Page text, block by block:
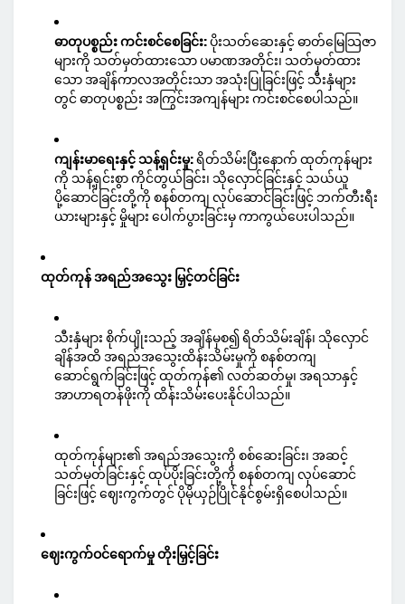
ဓာတုပစ္စည်း ကင်းစင်စေခြင်း:ပိုးသတ်ဆေးနှင့် ဓာတ်မြေသြဇာ
များကို သတ်မှတ်ထားသော ပမာဏအတိုင်း၊ သတ်မှတ်ထား
သော အချိန်ကာလအတိုင်းသာ အသုံးပြုခြင်းဖြင့် သီးနှံများ
တွင် ဓာတုပစ္စည်း အကြွင်းအကျန်များ ကင်းစင်စေပါသည်။
ကျန်းမာရေးနှင့် သန့်ရှင်းမှု:ရိတ်သိမ်းပြီးနောက် ထုတ်ကုန်များ
ကို သန့်ရှင်းစွာ ကိုင်တွယ်ခြင်း၊ သိုလှောင်ခြင်းနှင့် သယ်ယူ
ပို့ဆောင်ခြင်းတို့ကို စနစ်တကျ လုပ်ဆောင်ခြင်းဖြင့် ဘက်တီးရီး
ယားများနှင့် မှိုများ ပေါက်ပွားခြင်းမှ ကာကွယ်ပေးပါသည်။
ထုတ်ကုန် အရည်အသွေး မြှင့်တင်ခြင်း
သီးနှံများ စိုက်ပျိုးသည့် အချိန်မှစ၍ ရိတ်သိမ်းချိန်၊ သိုလှောင်
ချိန်အထိ အရည်အသွေးထိန်းသိမ်းမှုကို စနစ်တကျ
ဆောင်ရွက်ခြင်းဖြင့် ထုတ်ကုန်၏ လတ်ဆတ်မှု၊ အရသာနှင့်
အာဟာရတန်ဖိုးကို ထိန်းသိမ်းပေးနိုင်ပါသည်။
ထုတ်ကုန်များ၏ အရည်အသွေးကို စစ်ဆေးခြင်း၊ အဆင့်
သတ်မှတ်ခြင်းနှင့် ထုပ်ပိုးခြင်းတို့ကို စနစ်တကျ လုပ်ဆောင်
ခြင်းဖြင့် ဈေးကွက်တွင် ပိုမိုယှဉ်ပြိုင်နိုင်စွမ်းရှိစေပါသည်။
ဈေးကွက်ဝင်ရောက်မှု တိုးမြှင့်ခြင်း